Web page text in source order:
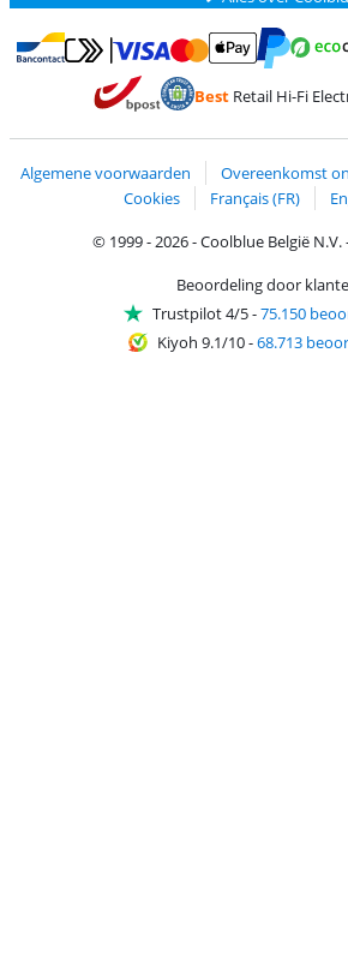
Betalen met Bancontact
Betalen met MasterCard en Visa via
Betalen met
BestRetail Hi-Fi
Algemene voorwaarden Overeenkomst
Cookies
Français (FR)
© 1999 - 2026 - Coolblue België N.V.
Beoordeling door
Trustpilot 4/5-75.150
Kiyoh 9.1/10-68.713